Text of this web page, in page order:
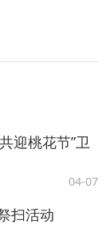
迎桃花节”卫
04-07
扫活动